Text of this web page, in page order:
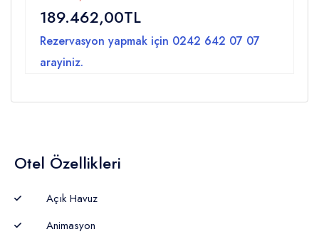
189.462,00TL
Rezervasyon yapmak için 0242 642 07 07
arayiniz.
Otel Özellikleri
Açık Havuz
Animasyon